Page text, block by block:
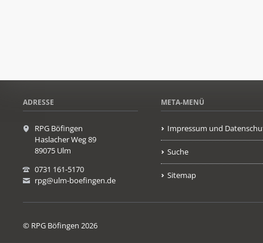
ADRESSE
RPG Böfingen
Haslacher Weg 89
89075 Ulm
0731 161-5170
rpg@ulm-boefingen.de
META-MENÜ
Impressum und
Suche
Sitemap
© RPG Böfingen 2026